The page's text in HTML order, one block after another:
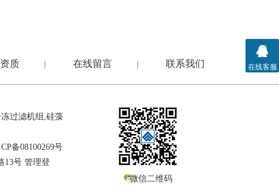
质 | 在线留言 | 联系我们
过滤机组 ,硅藻
备08100269号
13号 管理登
微信二维码
在线客服